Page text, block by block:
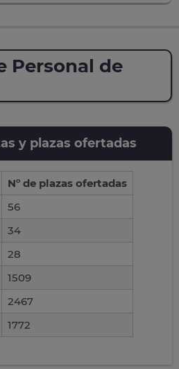
Personal de
y plazas ofertadas
Nº de plazas ofertadas
56
34
28
1509
2467
1772